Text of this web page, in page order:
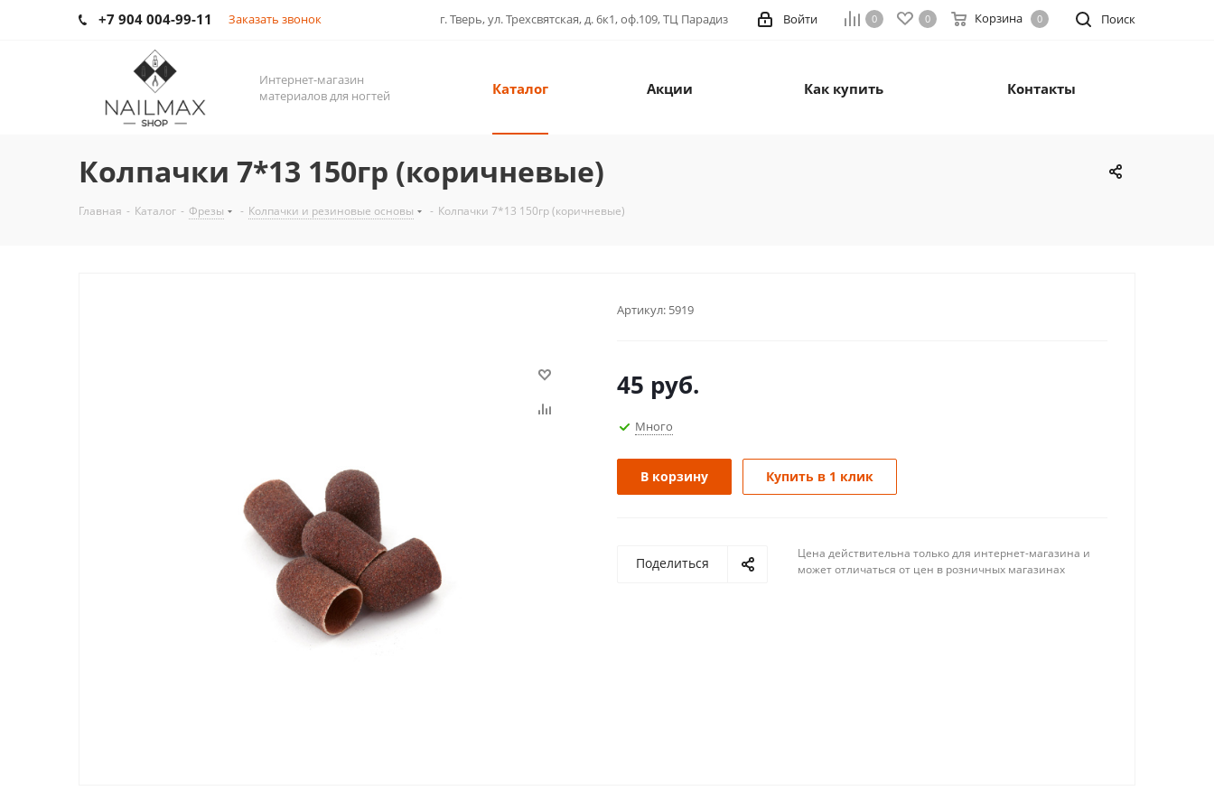
+7 904 004-99-11 Заказать звонок г. Тверь, ул. Трехсвятская, д. 6к1, оф.109, ТЦ Парадиз Поиск
0 0 Корзина 0
Войти
Интернет-магазин
материалов для ногтей
Каталог Акции Как купить Контакты
Колпачки 7*13 150гр (коричневые)
Главная - Каталог - Фрезы - Колпачки и резиновые основы - Колпачки 7*13 150гр (коричневые)
Артикул: 5919
45 руб.
Много
В корзину Купить в 1 клик
Поделиться
Цена действительна только для интернет-магазина и
может отличаться от цен в розничных магазинах